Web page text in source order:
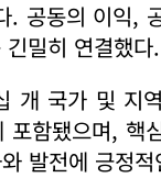
공동의 이익,
밀히 연결했다.
개 국가 및 지
함됐으며, 핵
전에 긍정적